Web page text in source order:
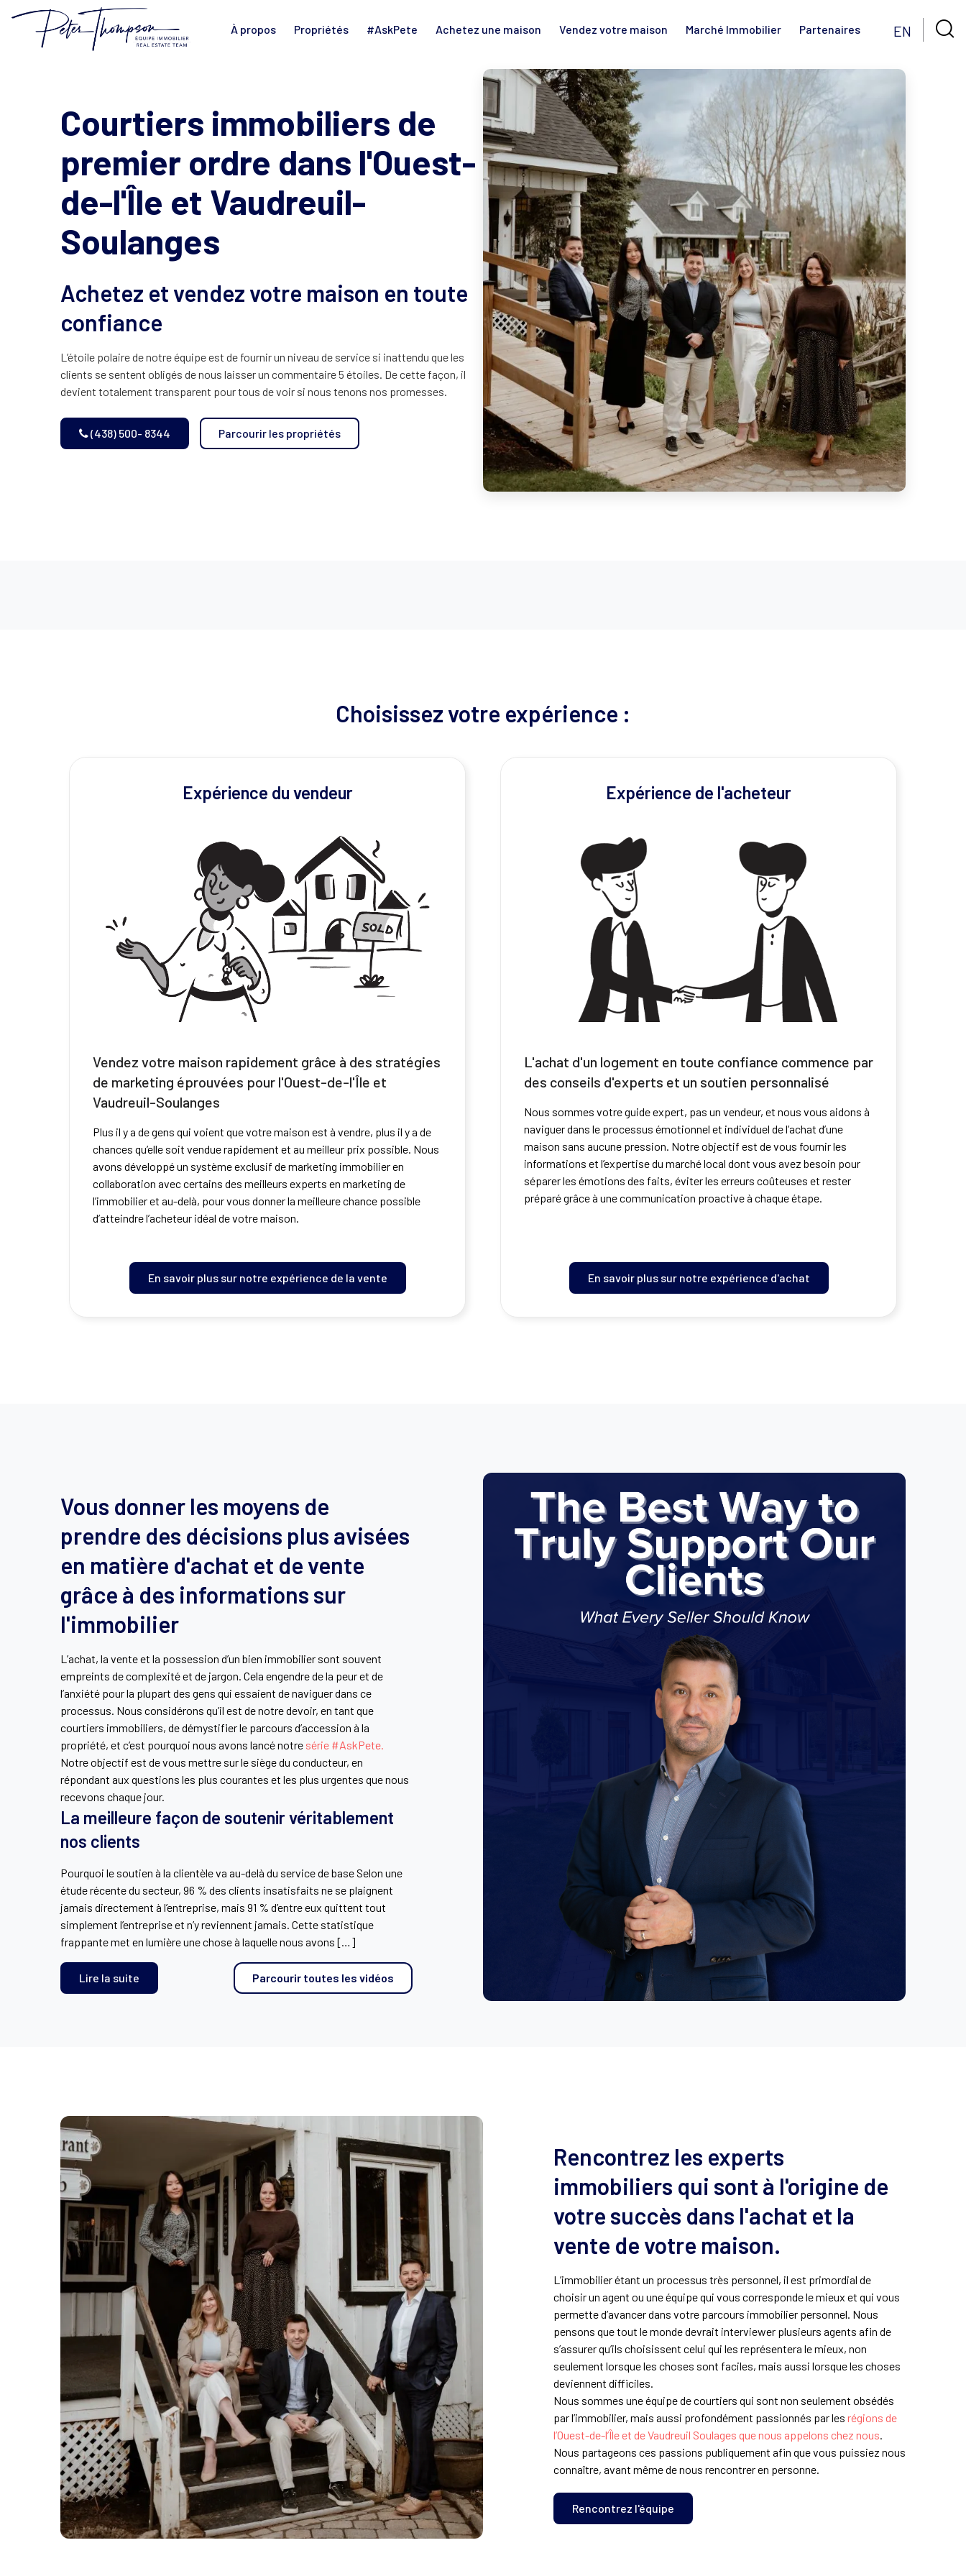
À propos Propriétés #AskPete Achetez une maison Vendez votre maison Marché Immobilier Partenaires EN 
Courtiers immobiliers de
premier ordre dans l'Ouest-
de-l'Île et Vaudreuil-
Soulanges
Achetez et vendez votre maison en toute
confiance
L’étoile polaire de notre équipe est de fournir un niveau de service si inattendu que les
clients se sentent obligés de nous laisser un commentaire 5 étoiles. De cette façon, il
devient totalement transparent pour tous de voir si nous tenons nos promesses.
(438) 500- 8344 Parcourir les propriétés
Choisissez votre expérience :
Expérience du vendeur
Vendez votre maison rapidement grâce à des stratégies
de marketing éprouvées pour l'Ouest-de-l'Île et
Vaudreuil-Soulanges
Plus il y a de gens qui voient que votre maison est à vendre, plus il y a de
chances qu’elle soit vendue rapidement et au meilleur prix possible. Nous
avons développé un système exclusif de marketing immobilier en
collaboration avec certains des meilleurs experts en marketing de
l’immobilier et au-delà, pour vous donner la meilleure chance possible
d’atteindre l’acheteur idéal de votre maison.
En savoir plus sur notre expérience de la vente
Expérience de l'acheteur
L'achat d'un logement en toute confiance commence par
des conseils d'experts et un soutien personnalisé
Nous sommes votre guide expert, pas un vendeur, et nous vous aidons à
naviguer dans le processus émotionnel et individuel de l’achat d’une
maison sans aucune pression. Notre objectif est de vous fournir les
informations et l’expertise du marché local dont vous avez besoin pour
séparer les émotions des faits, éviter les erreurs coûteuses et rester
préparé grâce à une communication proactive à chaque étape.
En savoir plus sur notre expérience d'achat
Vous donner les moyens de
prendre des décisions plus avisées
en matière d'achat et de vente
grâce à des informations sur
l'immobilier
L’achat, la vente et la possession d’un bien immobilier sont souvent
empreints de complexité et de jargon. Cela engendre de la peur et de
l’anxiété pour la plupart des gens qui essaient de naviguer dans ce
processus. Nous considérons qu’il est de notre devoir, en tant que
courtiers immobiliers, de démystifier le parcours d’accession à la
propriété, et c’est pourquoi nous avons lancé notre série #AskPete.
Notre objectif est de vous mettre sur le siège du conducteur, en
répondant aux questions les plus courantes et les plus urgentes que nous
recevons chaque jour.
La meilleure façon de soutenir véritablement
nos clients
Pourquoi le soutien à la clientèle va au-delà du service de base Selon une
étude récente du secteur, 96 % des clients insatisfaits ne se plaignent
jamais directement à l’entreprise, mais 91 % d’entre eux quittent tout
simplement l’entreprise et n’y reviennent jamais. Cette statistique
frappante met en lumière une chose à laquelle nous avons […]
Lire la suite Parcourir toutes les vidéos
Rencontrez les experts
immobiliers qui sont à l'origine de
votre succès dans l'achat et la
vente de votre maison.
L’immobilier étant un processus très personnel, il est primordial de
choisir un agent ou une équipe qui vous corresponde le mieux et qui vous
permette d’avancer dans votre parcours immobilier personnel. Nous
pensons que tout le monde devrait interviewer plusieurs agents afin de
s’assurer qu’ils choisissent celui qui les représentera le mieux, non
seulement lorsque les choses sont faciles, mais aussi lorsque les choses
deviennent difficiles.
Nous sommes une équipe de courtiers qui sont non seulement obsédés
par l’immobilier, mais aussi profondément passionnés par les régions de
l’Ouest-de-l’Île et de Vaudreuil Soulages que nous appelons chez nous.
Nous partageons ces passions publiquement afin que vous puissiez nous
connaître, avant même de nous rencontrer en personne.
Rencontrez l'équipe